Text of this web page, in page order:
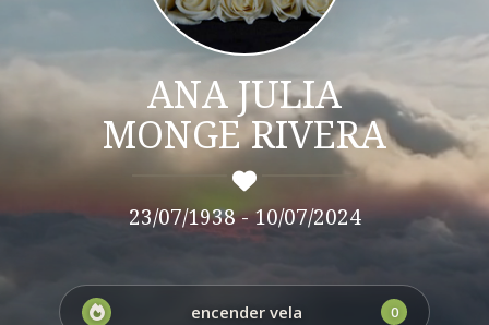
ANA JULIA
MONGE RIVERA
23/07/1938 - 10/07/2024
encender vela 0